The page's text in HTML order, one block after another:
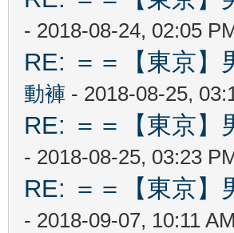
- 2018-08-24, 02:05
RE: ＝＝【東京
動褲 - 2018-08-25,
RE: ＝＝【東京
- 2018-08-25, 03:23
RE: ＝＝【東京
- 2018-09-07, 10:11 AM